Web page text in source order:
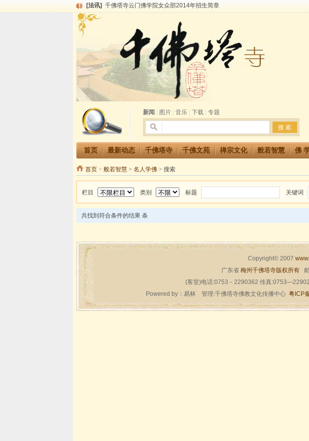
[法讯] 千佛塔寺云门佛学院女众部2014年招生简章
[法讯]
[法讯]
共赴华藏世界 进入最后七天倒计时 殊胜华严法会 快快同享富贵庄严海
千佛塔寺阅藏堂周末阅藏报名通知
[法讯]
清明节祭祖报恩地藏法会
[法讯] 本寺方丈上明下慧尼和尚开讲《六祖坛经》
[法讯]
2015-3-26师父于法堂对大众的开示
[法讯]
广东千佛塔寺云门佛学院女众部 2016年招生简章
[法讯]
恭请海涛法师莅临千佛塔寺弘法
[法讯] 2014年七月大法会 祈福息灾地藏七 冥阳两利普渡群蒙盂兰盆
新闻 图片| 音乐| 下载| 专题
首页 最新动态 千佛塔寺 千佛文苑 禅宗文化 般若智慧 佛
首页> 般若智慧> 名人学佛> 搜索
栏目 类别 标题 关键词
共找到符合条件的结果 条
Copyright© 2007
广东省 梅州千佛塔寺版权所有邮
(客堂)电话:0753－2290362 传真
Powered by： 易林 管理:千佛塔寺佛教文化传播中心 粤ICP